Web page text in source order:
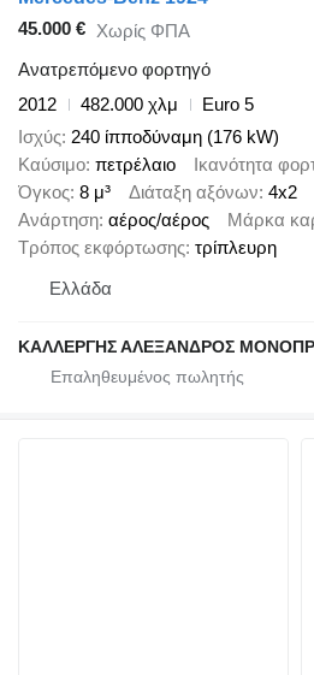
45.000 € Χωρίς ΦΠΑ
Ανατρεπόμενο φορτηγό
2012
482.000 χλμ
Euro 5
Ισχύς 240 ίπποδύναμη (176 kW)
Καύσιμο πετρέλαιο Ικανότητα
Όγκος 8 μ³ Διάταξη αξόνων 4x2
Ανάρτηση αέρος/αέρος Μάρκα
Τρόπος εκφόρτωσης τρίπλευρη
Ελλάδα
ΚΑΛΛΕΡΓΗΣ ΑΛΕΞΑΝΔΡΟΣ